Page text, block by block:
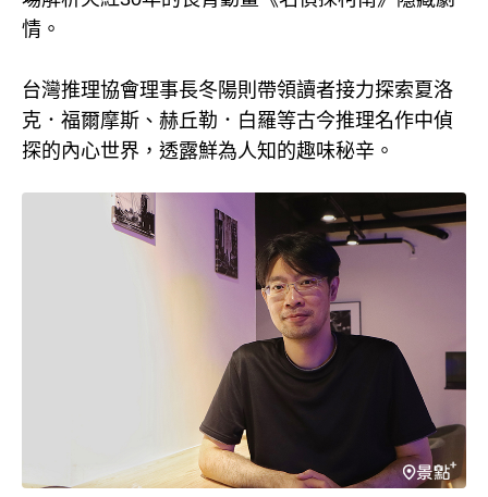
情。
台灣推理協會理事長冬陽則帶領讀者接力探索夏洛
克．福爾摩斯、赫丘勒．白羅等古今推理名作中偵
探的內心世界，透露鮮為人知的趣味秘辛。